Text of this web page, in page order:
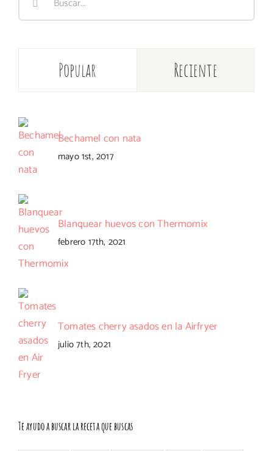
Popular Reciente
Bechamel con nata
mayo 1st, 2017
Blanquear huevos con Thermomix
febrero 17th, 2021
Tomates cherry asados en la Airfryer
julio 7th, 2021
Te ayudo a buscar la receta que buscas